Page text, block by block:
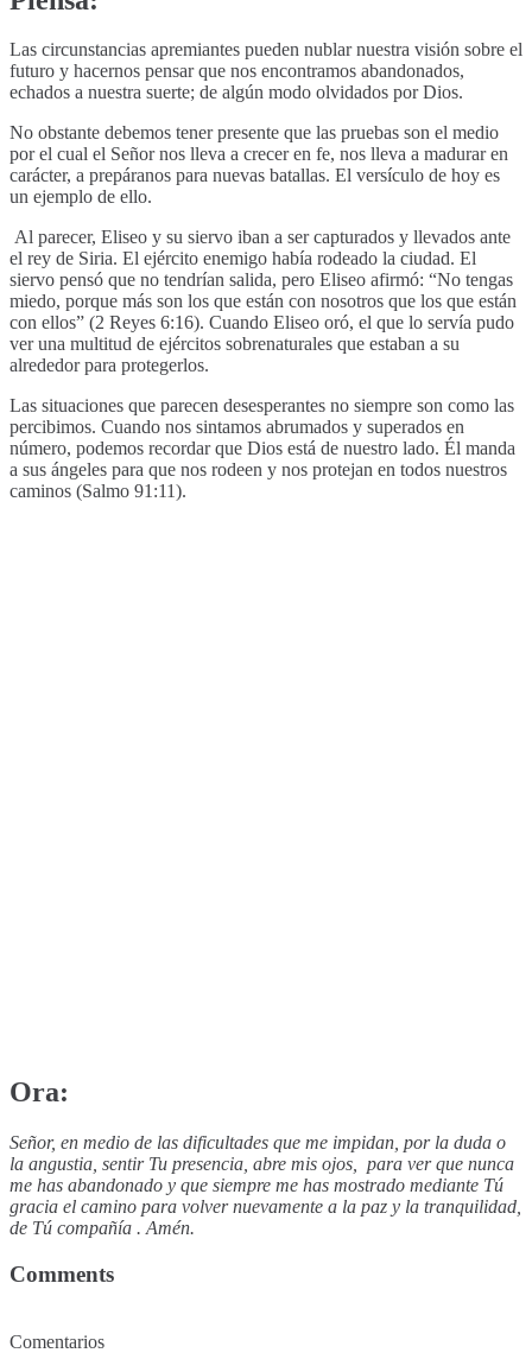
Las circunstancias apremiantes pueden nublar nuestra visión sobre el
futuro y hacernos pensar que nos encontramos abandonados,
echados a nuestra suerte; de algún modo olvidados por Dios.
No obstante debemos tener presente que las pruebas son el medio
por el cual el Señor nos lleva a crecer en fe, nos lleva a madurar en
carácter, a prepáranos para nuevas batallas. El versículo de hoy es
un ejemplo de ello.
Al parecer, Eliseo y su siervo iban a ser capturados y llevados ante
el rey de Siria. El ejército enemigo había rodeado la ciudad. El
siervo pensó que no tendrían salida, pero Eliseo afirmó: “No tengas
miedo, porque más son los que están con nosotros que los que están
con ellos” (2 Reyes 6:16). Cuando Eliseo oró, el que lo servía pudo
ver una multitud de ejércitos sobrenaturales que estaban a su
alrededor para protegerlos.
Las situaciones que parecen desesperantes no siempre son como las
percibimos. Cuando nos sintamos abrumados y superados en
número, podemos recordar que Dios está de nuestro lado. Él manda
a sus ángeles para que nos rodeen y nos protejan en todos nuestros
caminos (Salmo 91:11).
Ora:
Señor, en medio de las dificultades que me impidan, por la duda o
la angustia, sentir Tu presencia, abre mis ojos, para ver que nunca
me has abandonado y que siempre me has mostrado mediante Tú
gracia el camino para volver nuevamente a la paz y la tranquilidad,
de Tú compañía . Amén.
Comments
Comentarios